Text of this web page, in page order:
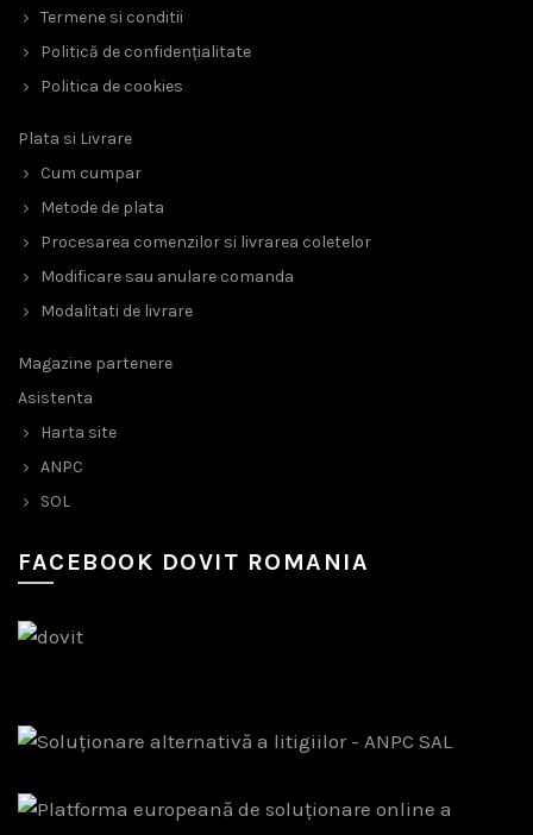
Termene si conditii
Politică de confidențialitate
Politica de cookies
Plata si Livrare
Cum cumpar
Metode de plata
Procesarea comenzilor si livrarea coletelor
Modificare sau anulare comanda
Modalitati de livrare
Magazine partenere
Asistenta
Harta site
ANPC
SOL
FACEBOOK DOVIT ROMANIA